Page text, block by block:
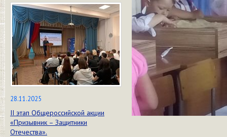
28.11.2025
II этап Общероссийской акции
«Призывник – Защитники
Отечества».